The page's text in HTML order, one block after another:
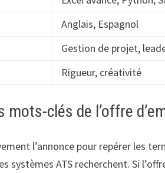
Anglais, Espagnol
Gestion de projet,
Rigueur, créativité
mots-clés de l’offre
l’annonce pour repérer les
systèmes ATS recherchent. Si